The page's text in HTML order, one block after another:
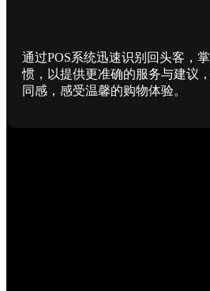
通过POS系统迅速识别回头客，
惯，以提供更准确的服务与建议
同感，感受温馨的购物体验。